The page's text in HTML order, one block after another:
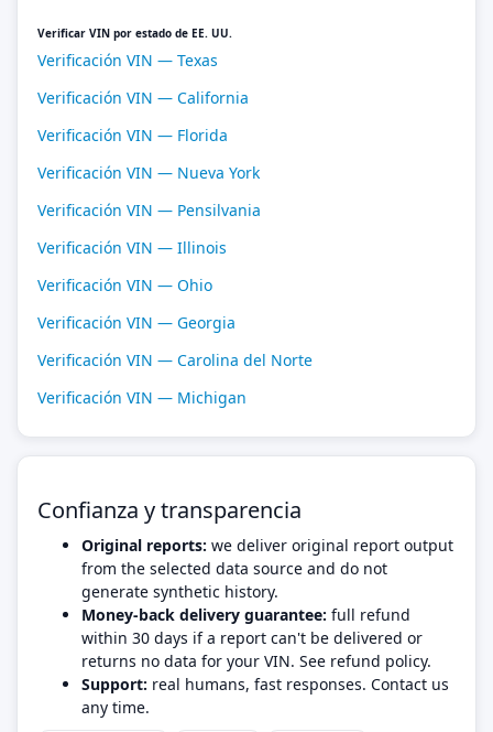
Verificar VIN por estado de EE. UU.
Verificación VIN — Texas
Verificación VIN — California
Verificación VIN — Florida
Verificación VIN — Nueva York
Verificación VIN — Pensilvania
Verificación VIN — Illinois
Verificación VIN — Ohio
Verificación VIN — Georgia
Verificación VIN — Carolina del Norte
Verificación VIN — Michigan
Confianza y transparencia
Original reports: we deliver original report output
from the selected data source and do not
generate synthetic history.
Money-back delivery guarantee: full refund
within 30 days if a report can't be delivered or
returns no data for your VIN. See refund policy.
Support: real humans, fast responses. Contact us
any time.